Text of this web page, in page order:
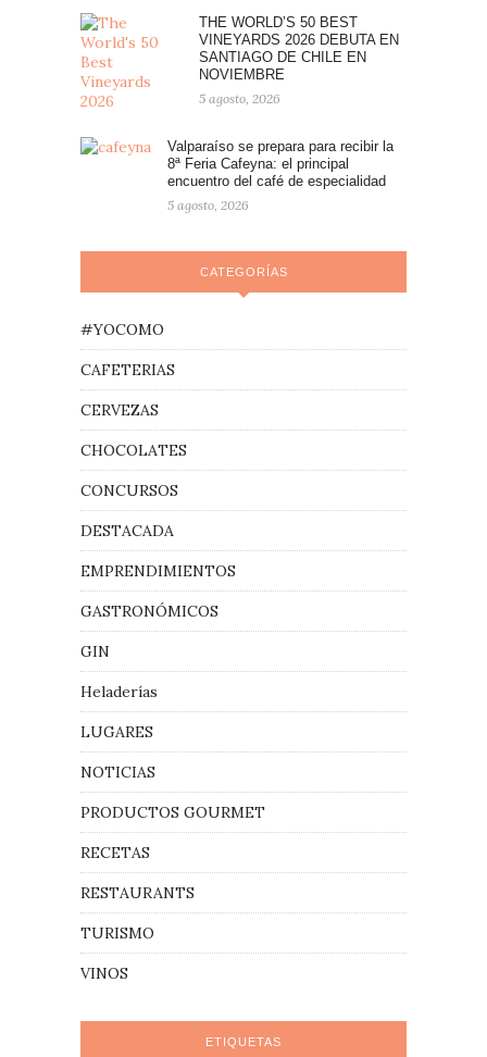
THE WORLD’S 50 BEST
VINEYARDS 2026 DEBUTA EN
SANTIAGO DE CHILE EN
NOVIEMBRE
5 agosto, 2026
Valparaíso se prepara para recibir la
8ª Feria Cafeyna: el principal
encuentro del café de especialidad
5 agosto, 2026
CATEGORÍAS
#YOCOMO
CAFETERIAS
CERVEZAS
CHOCOLATES
CONCURSOS
DESTACADA
EMPRENDIMIENTOS
GASTRONÓMICOS
GIN
Heladerías
LUGARES
NOTICIAS
PRODUCTOS GOURMET
RECETAS
RESTAURANTS
TURISMO
VINOS
ETIQUETAS